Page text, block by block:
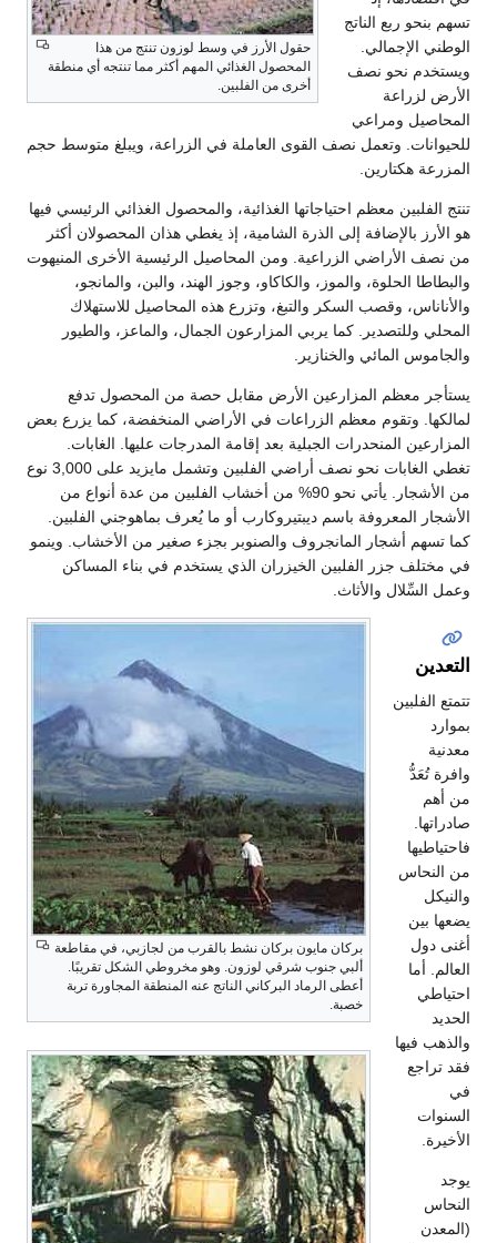
حقول الأرز في وسط لوزون تنتج من هذا
المحصول الغذائي المهم أكثر مما تنتجه أي منطقة
أخرى من الفلبين.
تسهم بنحو ربع الناتج
الوطني الإجمالي.
ويستخدم نحو نصف
الأرض لزراعة
المحاصيل ومراعي
للحيوانات. وتعمل نصف القوى العاملة في الزراعة، ويبلغ متوسط حجم
المزرعة هكتارين.
تنتج الفلبين معظم احتياجاتها الغذائية، والمحصول الغذائي الرئيسي فيها
هو الأرز بالإضافة إلى الذرة الشامية، إذ يغطي هذان المحصولان أكثر
من نصف الأراضي الزراعية. ومن المحاصيل الرئيسية الأخرى المنيهوت
والبطاطا الحلوة، والموز، والكاكاو، وجوز الهند، والبن، والمانجو،
والأناناس، وقصب السكر والتبغ، وتزرع هذه المحاصيل للاستهلاك
المحلي وللتصدير. كما يربي المزارعون الجمال، والماعز، والطيور
والجاموس المائي والخنازير.
يستأجر معظم المزارعين الأرض مقابل حصة من المحصول تدفع
لمالكها. وتقوم معظم الزراعات في الأراضي المنخفضة، كما يزرع بعض
المزارعين المنحدرات الجبلية بعد إقامة المدرجات عليها. الغابات.
تغطي الغابات نحو نصف أراضي الفلبين وتشمل مايزيد على 3,000 نوع
من الأشجار. يأتي نحو 90% من أخشاب الفلبين من عدة أنواع من
الأشجار المعروفة باسم ديبتيروكارب أو ما يُعرف بماهوجني الفلبين.
كما تسهم أشجار المانجروف والصنوبر بجزء صغير من الأخشاب. وينمو
في مختلف جزر الفلبين الخيزران الذي يستخدم في بناء المساكن
وعمل السِّلال والأثاث.
بركان مايون بركان نشط بالقرب من لجازبي، في مقاطعة
ألبي جنوب شرقي لوزون. وهو مخروطي الشكل تقريبًا.
أعطى الرماد البركاني الناتج عنه المنطقة المجاورة تربة
خصبة.
التعدين
تتمتع الفلبين
بموارد
معدنية
وافرة تُعَدُّ
من أهم
صادراتها.
فاحتياطيها
من النحاس
والنيكل
يضعها بين
أغنى دول
العالم. أما
احتياطي
الحديد
والذهب فيها
فقد تراجع
في
السنوات
الأخيرة.
يوجد
النحاس
(المعدن